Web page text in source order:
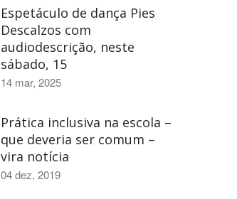
Espetáculo de dança Pies
Descalzos com
audiodescrição, neste
sábado, 15
14 mar, 2025
Prática inclusiva na escola –
que deveria ser comum –
vira notícia
04 dez, 2019